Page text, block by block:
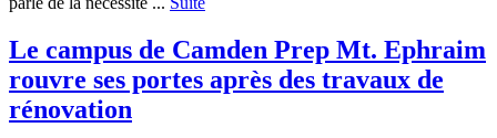
Le campus de Camden Prep Mt. Ephraim
rouvre ses portes après des travaux de
rénovation